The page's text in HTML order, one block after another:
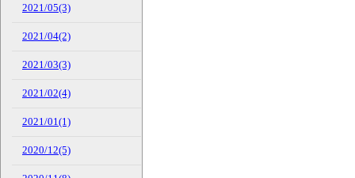
2021/05(3)
2021/04(2)
2021/03(3)
2021/02(4)
2021/01(1)
2020/12(5)